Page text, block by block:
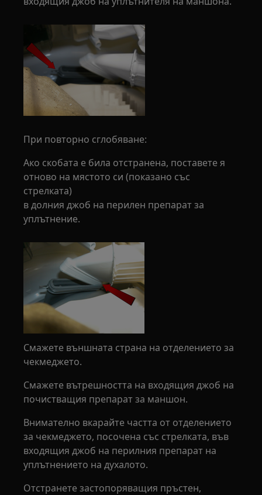
При повторно сглобяване:
Ако скобата е била отстранена, поставете я
отново на мястото си (показано със
стрелката)
в долния джоб на перилен препарат за
уплътнение.
Смажете външната страна на отделението за
чекмеджето.
Смажете вътрешността на входящия джоб на
почистващия препарат за маншон.
Внимателно вкарайте частта от отделението
за чекмеджето, посочена със стрелката, във
входящия джоб на перилния препарат на
уплътнението на духалото.
Отстранете застопоряващия пръстен,